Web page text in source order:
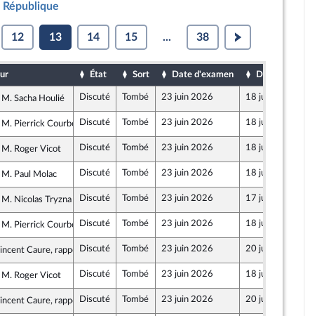
12 13 14 15 ... 38
État Sort Date d'examen Date de dépôt
et apparentés
M. Sacha Houlié Discuté Tombé 23 juin 2026 18 juin 2026
et apparentés
M. Pierrick CourbonDiscuté Tombé 23 juin 2026 18 juin 2026
et apparentés
M. Roger Vicot Discuté Tombé 23 juin 2026 18 juin 2026
Indépendants, Outre-mer et Territoires
M. Paul Molac Discuté Tombé 23 juin 2026 18 juin 2026
Républicaine
M. Nicolas Tryzna Discuté Tombé 23 juin 2026 17 juin 2026
et apparentés
M. Pierrick CourbonDiscuté Tombé 23 juin 2026 18 juin 2026
Caure, rapporteur
Discuté Tombé 23 juin 2026 20 juin 2026
et apparentés
M. Roger Vicot Discuté Tombé 23 juin 2026 18 juin 2026
Caure, rapporteur
Discuté Tombé 23 juin 2026 20 juin 2026